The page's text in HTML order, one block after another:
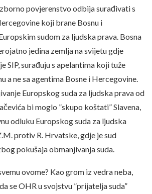
povjerenstvo odbija surađivati s
koji brane Bosnu i
sudom za ljudska prava. Bosna
jedina zemlja na svijetu gdje
SIP, surađuju s apelantima koji tuže
a ne sa agentima Bosne i Hercegovine.
Europskog suda za ljudska prava od
bi moglo ”skupo koštati” Slavena,
odluku Europskog suda za ljudska
protiv R. Hrvatske, gdje je sud
pokušaja obmanjivanja suda.
ovome? Kao grom iz vedra neba,
se OHR u svojstvu ”prijatelja suda”